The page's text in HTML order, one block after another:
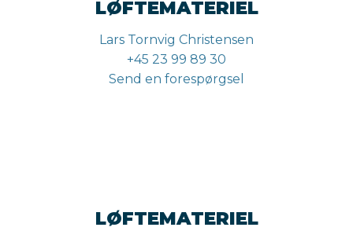
LØFTEMATERIEL
Lars Tornvig Christensen
+45 23 99 89 30
Send en forespørgsel
LØFTEMATERIEL